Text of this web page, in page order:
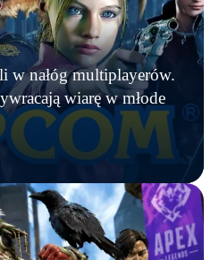
w nałóg multiplayerów.
wiarę w młode